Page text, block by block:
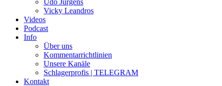
Udo Jürgens
Vicky Leandros
Videos
Podcast
Info
Über uns
Kommentarrichtlinien
Unsere Kanäle
Schlagerprofis | TELEGRAM
Kontakt